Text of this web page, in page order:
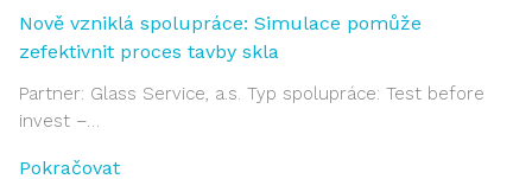
Nově vzniklá spolupráce: Simulace pomůže
zefektivnit proces tavby skla
Partner: Glass Service, a.s. Typ spolupráce: Test before
invest –…
Pokračovat